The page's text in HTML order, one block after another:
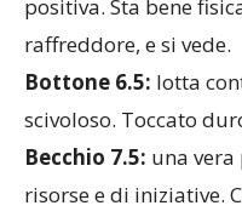
positiva. Sta bene
raffreddore, e si vede.
Bottone 6.5: lotta
scivoloso. Toccato
Becchio 7.5: una
risorse e di iniziative.